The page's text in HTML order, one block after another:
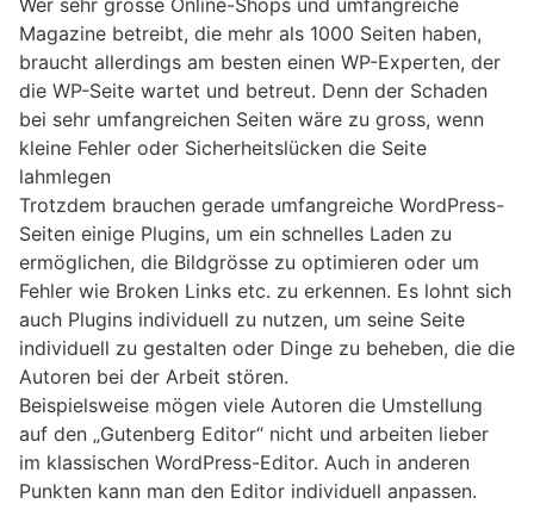
Magazine betreibt, die mehr als 1000 Seiten haben,
braucht allerdings am besten einen WP-Experten, der
die WP-Seite wartet und betreut. Denn der Schaden
bei sehr umfangreichen Seiten wäre zu gross, wenn
kleine Fehler oder Sicherheitslücken die Seite
lahmlegen
Trotzdem brauchen gerade umfangreiche WordPress-
Seiten einige Plugins, um ein schnelles Laden zu
ermöglichen, die Bildgrösse zu optimieren oder um
Fehler wie Broken Links etc. zu erkennen. Es lohnt sich
auch Plugins individuell zu nutzen, um seine Seite
individuell zu gestalten oder Dinge zu beheben, die die
Autoren bei der Arbeit stören.
Beispielsweise mögen viele Autoren die Umstellung
auf den „Gutenberg Editor“ nicht und arbeiten lieber
im klassischen WordPress-Editor. Auch in anderen
Punkten kann man den Editor individuell anpassen.